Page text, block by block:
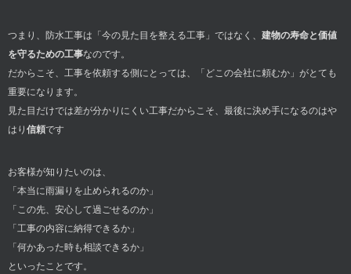
つまり、防水工事は「今の見た目を整える工事」ではなく、 建物の寿命と価値
を守るための工事なのです。
だからこそ、工事を依頼する側にとっては、「どこの会社に頼むか」がとても
重要になります。
見た目だけでは差が分かりにくい工事だからこそ、最後に決め手になるのはや
はり 信頼です
お客様が知りたいのは、
「本当に雨漏りを止められるのか」
「この先、安心して過ごせるのか」
「工事の内容に納得できるか」
「何かあった時も相談できるか」
といったことです。